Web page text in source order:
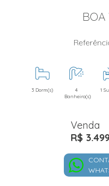
BOA
3 Dorm(s)
4
Banheiro(s)
1
Venda
R$